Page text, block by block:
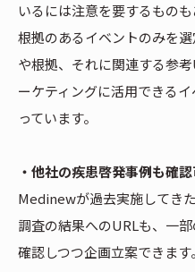
いるには注意を要するもの
根拠のあるイベントのみを
や根拠、それに関連する参
ーケティングに活用できる
っています。
・他社の疾患啓発事例も確
Medinewが過去実施してき
調査の結果へのURLも、一
確認しつつ企画立案できます。